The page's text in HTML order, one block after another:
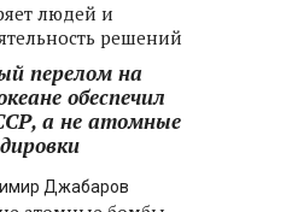
людей и
решений
перелом на
обеспечил
а не атомные
Джабаров